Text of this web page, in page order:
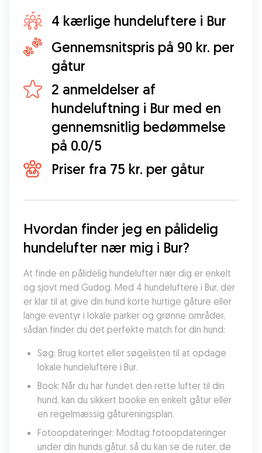
4 kærlige hundeluftere i Bur
Gennemsnitspris på 90 kr. per
gåtur
2 anmeldelser af
hundeluftning i Bur med en
gennemsnitlig bedømmelse
på 0.0/5
Priser fra 75 kr. per gåtur
Hvordan finder jeg en pålidelig
hundelufter nær mig i Bur?
At finde en pålidelig hundelufter nær dig er enkelt
og sjovt med Gudog. Med 4 hundeluftere i Bur, der
er klar til at give din hund korte hurtige gåture eller
lange eventyr i lokale parker og grønne områder,
sådan finder du det perfekte match for din hund:
Søg: Brug kortet eller søgelisten til at opdage
lokale hundeluftere i Bur.
Book: Når du har fundet den rette lufter til din
hund, kan du sikkert booke en enkelt gåtur eller
en regelmæssig gåtureningsplan.
Fotoopdateringer: Modtag fotoopdateringer
under din hunds gåtur, så du kan se de ruter, de